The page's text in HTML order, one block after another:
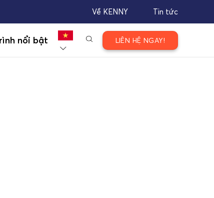
Tin tức
Về KENNY
nổi bật LIÊN HỆ NGAY!